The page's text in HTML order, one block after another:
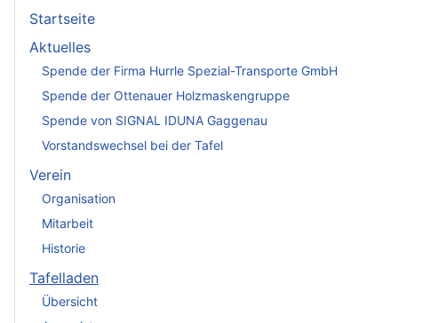
Startseite
Aktuelles
Spende der Firma Hurrle Spezial-Transporte GmbH
Spende der Ottenauer Holzmaskengruppe
Spende von SIGNAL IDUNA Gaggenau
Vorstandswechsel bei der Tafel
Verein
Organisation
Mitarbeit
Historie
Tafelladen
Übersicht